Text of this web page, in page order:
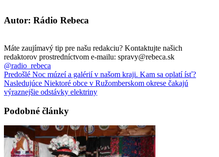
Autor: Rádio Rebeca
Máte zaujímavý tip pre našu redakciu? Kontaktujte našich
redaktorov prostredníctvom e-mailu: spravy@rebeca.sk
@radio_rebeca
Predošlé Noc múzeí a galérií v našom kraji. Kam sa oplatí ísť?
Nasledujúce Niektoré obce v Ružomberskom okrese čakajú
výraznejšie odstávky elektriny
Podobné články